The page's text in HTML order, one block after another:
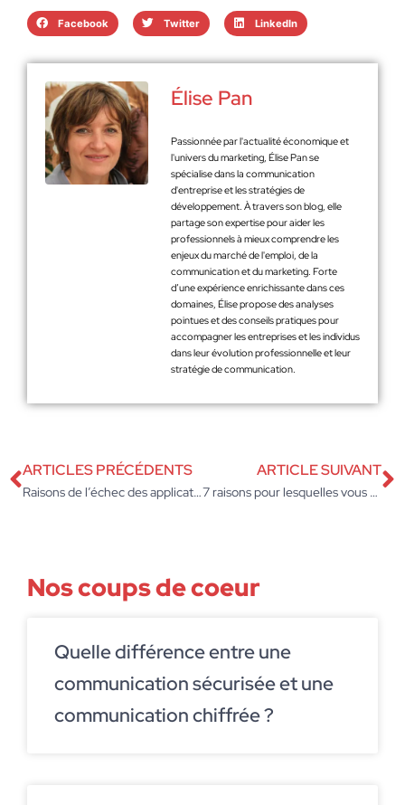
Facebook Twitter LinkedIn
Élise Pan
Passionnée par l'actualité économique et
l'univers du marketing, Élise Pan se
spécialise dans la communication
d'entreprise et les stratégies de
développement. À travers son blog, elle
partage son expertise pour aider les
professionnels à mieux comprendre les
enjeux du marché de l'emploi, de la
communication et du marketing. Forte
d’une expérience enrichissante dans ces
domaines, Élise propose des analyses
pointues et des conseils pratiques pour
accompagner les entreprises et les individus
dans leur évolution professionnelle et leur
stratégie de communication.
ARTICLES PRÉCÉDENTS
Raisons de l’échec des applications et comment les éviter
ARTICLE SUIVANT
7 raisons pour lesquelles vous devriez tester à nouveau votre application
Nos coups de coeur
Quelle différence entre une
communication sécurisée et une
communication chiffrée ?